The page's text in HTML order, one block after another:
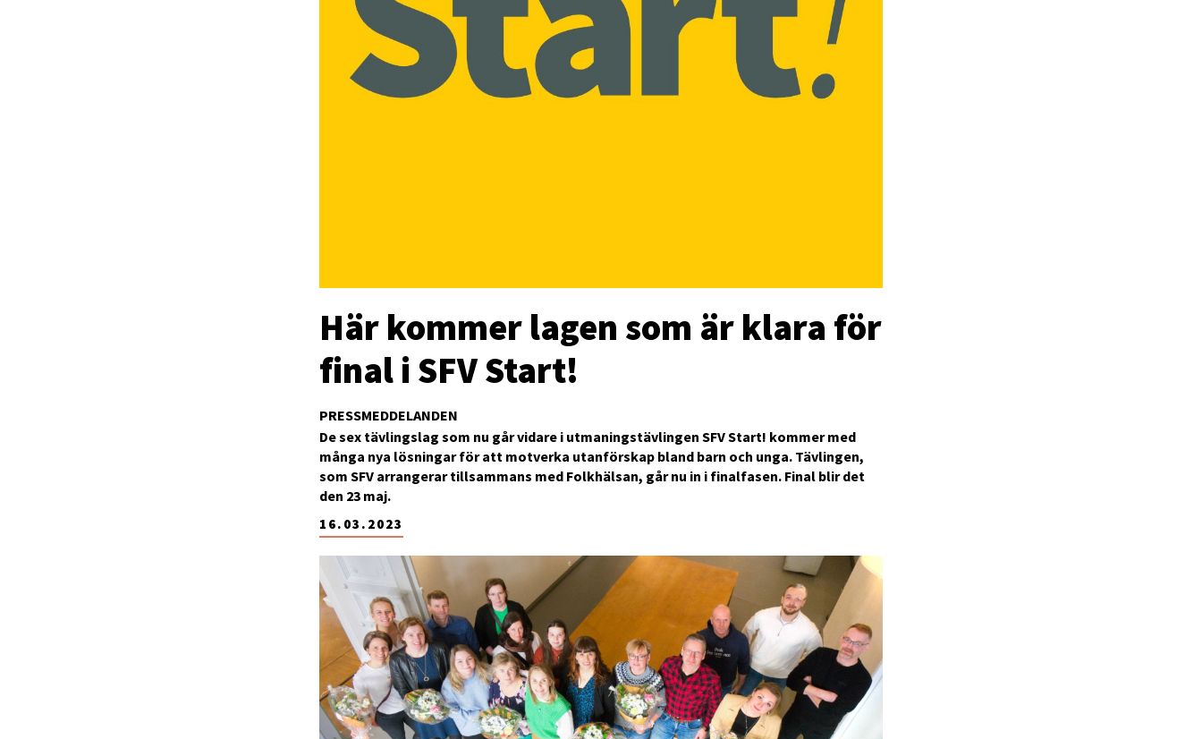
PRESSMEDDELANDEN
Här kommer lagen som är klara för
final i SFV Start!
16.03.2023
De sex tävlingslag som nu går vidare i utmaningstävlingen SFV Start! kommer med
många nya lösningar för att motverka utanförskap bland barn och unga. Tävlingen,
som SFV arrangerar tillsammans med Folkhälsan, går nu in i finalfasen. Final blir det
den 23 maj.